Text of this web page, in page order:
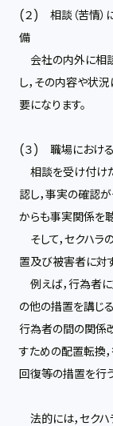
(２) 相談（苦情）
備
会社の内外に相
し，その内容や状
要になります。
(３) 職場における
相談を受け付け
認し，事実の確認
からも事実関係を
そして，セクハ
置及び被害者に対
例えば，行為者
の他の措置を講じ
行為者の間の関係
すための配置転換
回復等の措置を行
法的には，セクハ